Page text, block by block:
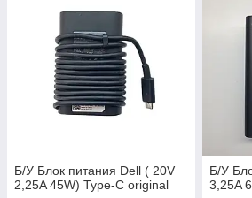
Б/У Блок питания Dell ( 20V
2,25A 45W) Type-C original
Б/У
3,25A